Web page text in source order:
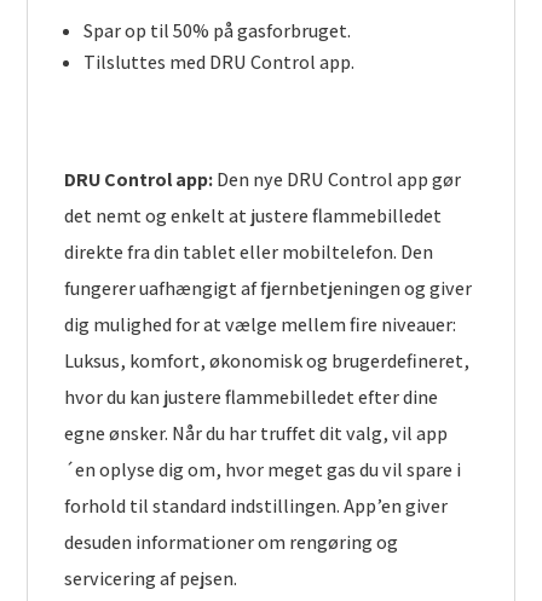
Spar op til 50% på gasforbruget.
Tilsluttes med DRU Control app.
DRU Control app:Den nye DRU Control app gør
det nemt og enkelt at justere flammebilledet
direkte fra din tablet eller mobiltelefon. Den
fungerer uafhængigt af fjernbetjeningen og giver
dig mulighed for at vælge mellem fire niveauer:
Luksus, komfort, økonomisk og brugerdefineret,
hvor du kan justere flammebilledet efter dine
egne ønsker. Når du har truffet dit valg, vil app
´en oplyse dig om, hvor meget gas du vil spare i
forhold til standard indstillingen. App’en giver
desuden informationer om rengøring og
servicering af pejsen.